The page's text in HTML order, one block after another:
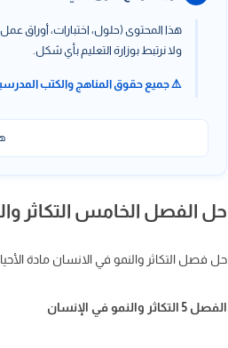
هذا المحتوى (حلول، اختبارات، أوراق
ولا نرتبط بوزارة التعليم بأي شكل.
⚠️ جميع حقوق المناهج والكتب
حل الفصل الخامس التكاثر والنمو
حل فصل التكاثر والنمو في الانسان مادة الأحياء 2 ثاني ثانوي ، الفصل الخامس التكاثر والنمو في الإنسان مادة الأحياء 2
الفصل 5 التكاثر والنمو في الإنسان